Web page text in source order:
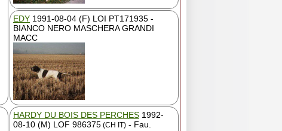
EDY 1991-08-04 (F) LOI PT171935 -
BIANCO NERO MASCHERA GRANDI
MACC
HARDY DU BOIS DES PERCHES 1992-
08-10 (M) LOF 986375 (CH IT) - Fau.